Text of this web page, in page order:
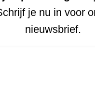
je nu in voor
nieuwsbrief.